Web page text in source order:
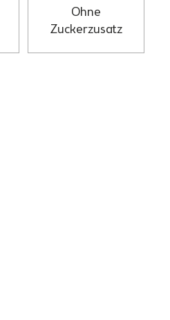
Ohne
Zuckerzusatz